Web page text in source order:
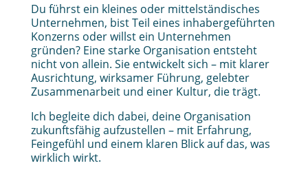
Du führst ein kleines oder mittelständisches
Unternehmen, bist Teil eines inhabergeführten
Konzerns oder willst ein Unternehmen
gründen? Eine starke Organisation entsteht
nicht von allein. Sie entwickelt sich – mit klarer
Ausrichtung, wirksamer Führung, gelebter
Zusammenarbeit und einer Kultur, die trägt.
Ich begleite dich dabei, deine Organisation
zukunftsfähig aufzustellen – mit Erfahrung,
Feingefühl und einem klaren Blick auf das, was
wirklich wirkt.